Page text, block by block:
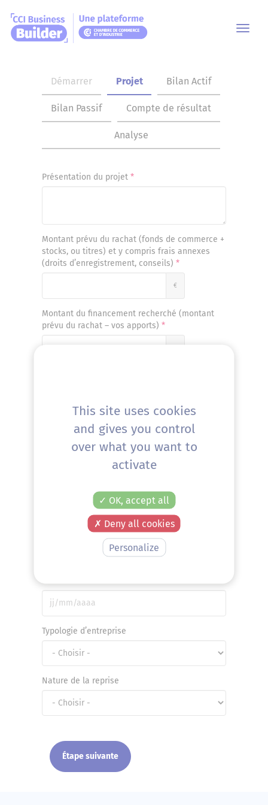
Démarrer Projet Bilan Actif
Bilan Passif Compte de résultat
Analyse
Présentation du projet
Montant prévu du rachat (fonds de commerce +
stocks, ou titres) et y compris frais annexes
(droits d’enregistrement, conseils)
€
Montant du financement recherché (montant
prévu du rachat – vos apports)
Réel simplifié
Dans l'étape suivante, nous vous
demanderons de saisir un certain
nombre d'informations de votre
En sélectionnant votre régime fiscal,
vous accéderez à la liasse fiscale qui
correspond à votre entreprise (la
2033 pour le réel simplifié et la 2050
pour le réel normal)
Typologie d’entreprise
Nature de la reprise
Étape suivante
This site uses cookies
and gives you control
over what you want to
activate
OK, accept all
Deny all cookies
Personalize